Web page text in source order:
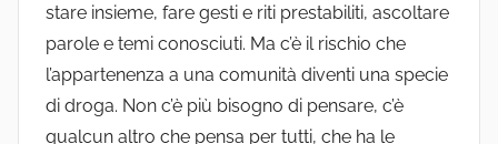
stare insieme, fare gesti e riti prestabiliti, ascoltare
parole e temi conosciuti. Ma c’è il rischio che
l’appartenenza a una comunità diventi una specie
di droga. Non c’è più bisogno di pensare, c’è
qualcun altro che pensa per tutti, che ha le